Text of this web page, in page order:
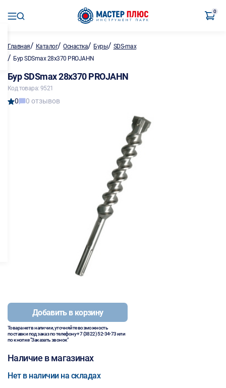
0
Главная/ Каталог/Оснастка/ Буры/ SDS-max
/ Бур SDSmax 28х370 PROJAHN
Бур SDSmax 28х370 PROJAHN
Код товара: 9521
0 0 отзывов
Добавить в корзину
Товара нет в наличии, уточняйте возможность
поставки под заказ по телефону+7 (3822) 52-34-73или
по кнопке "Заказать звонок"
Наличие в магазинах
Нет в наличии на складах